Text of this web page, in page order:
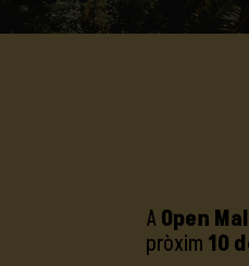
AOpen
pròxim 10